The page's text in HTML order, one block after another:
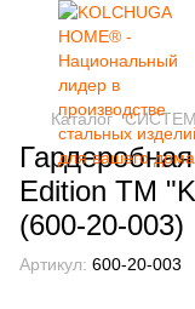
Каталог
Edition ТМ
(600-20-003)
Артикул: 600-20-003